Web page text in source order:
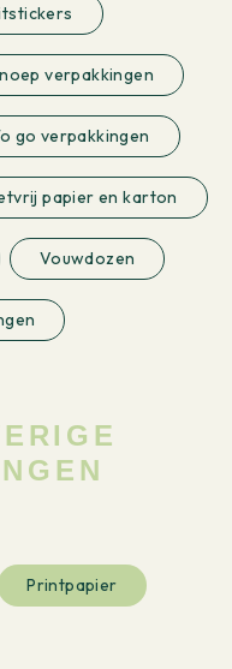
verpakkingen
go verpakkingen
papier en karton
Vouwdozen
Printpapier